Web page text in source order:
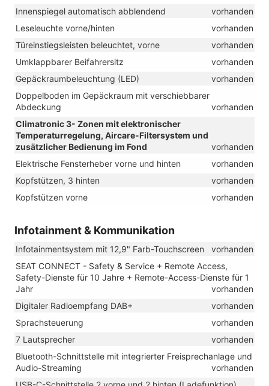
Innenspiegel automatisch abblendend
vorhanden
Leseleuchte vorne/hinten
vorhanden
Türeinstiegsleisten beleuchtet, vorne
vorhanden
Umklappbarer Beifahrersitz
vorhanden
Gepäckraumbeleuchtung (LED)
vorhanden
Doppelboden im Gepäckraum mit verschiebbarer
Abdeckung
vorhanden
Climatronic 3- Zonen mit elektronischer
Temperaturregelung, Aircare-Filtersystem und
zusätzlicher Bedienung im Fond
vorhanden
Elektrische Fensterheber vorne und hinten
vorhanden
Kopfstützen, 3 hinten
vorhanden
Kopfstützen vorne
vorhanden
Infotainment & Kommunikation
Infotainmentsystem mit 12,9" Farb-Touchscreen
vorhanden
SEAT CONNECT - Safety & Service + Remote Access,
Safety-Dienste für 10 Jahre + Remote-Access-Dienste für 1
Jahr
vorhanden
Digitaler Radioempfang DAB+
vorhanden
Sprachsteuerung
vorhanden
7 Lautsprecher
vorhanden
Bluetooth-Schnittstelle mit integrierter Freisprechanlage und
Audio-Streaming
vorhanden